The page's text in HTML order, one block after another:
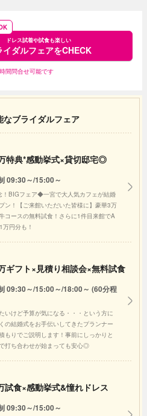
ドレス試着や試食も楽しい
イダルフェアをCHECK
間問合せ可能です
なブライダルフェア
特典*感動挙式×貸切邸宅◎
09:30～/15:00～
BIGフェア◆一宮で大人気カフェが結婚
ン！【ご来館いただいた皆様に】豪華3万
コースの無料試食！さらに1件目来館でA
円分も！
ギフト×見積り相談会×無料試食
09:30～/15:00～/18:00～ (60分程
いけど予算が気になる・・・という方に
の結婚式をお手伝いしてきたプランナー
もりでご説明します！事前にしっかりと
打ち合わせが始まっても安心◎
試食×感動挙式&憧れドレス
09:30～/15:00～